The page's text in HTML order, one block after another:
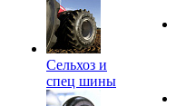
Сельхоз и
спец шины